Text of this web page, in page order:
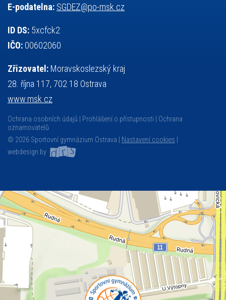
E-podatelna: SGDEZ@po-msk.cz
ID DS: 5xcfck2
IČO: 00602060
Zřizovatel: Moravskoslezský kraj
28. října 117, 702 18 Ostrava
www.msk.cz
Ochrana osobních údajů Prohlášení o přístupnosti
Ochrana
oznamovatelů
© 2026 Sportovní gymnázium Ostrava |
Nastavení cookies
webdesign by